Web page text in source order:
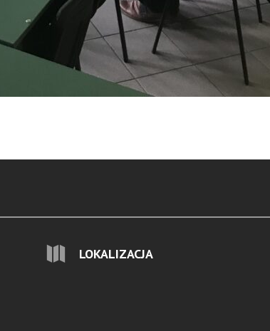
 LOKALIZACJA